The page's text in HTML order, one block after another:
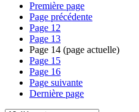
Première page
Page précédente
Page 12
Page 13
Page 14 (page actuelle)
Page 15
Page 16
Page suivante
Dernière page